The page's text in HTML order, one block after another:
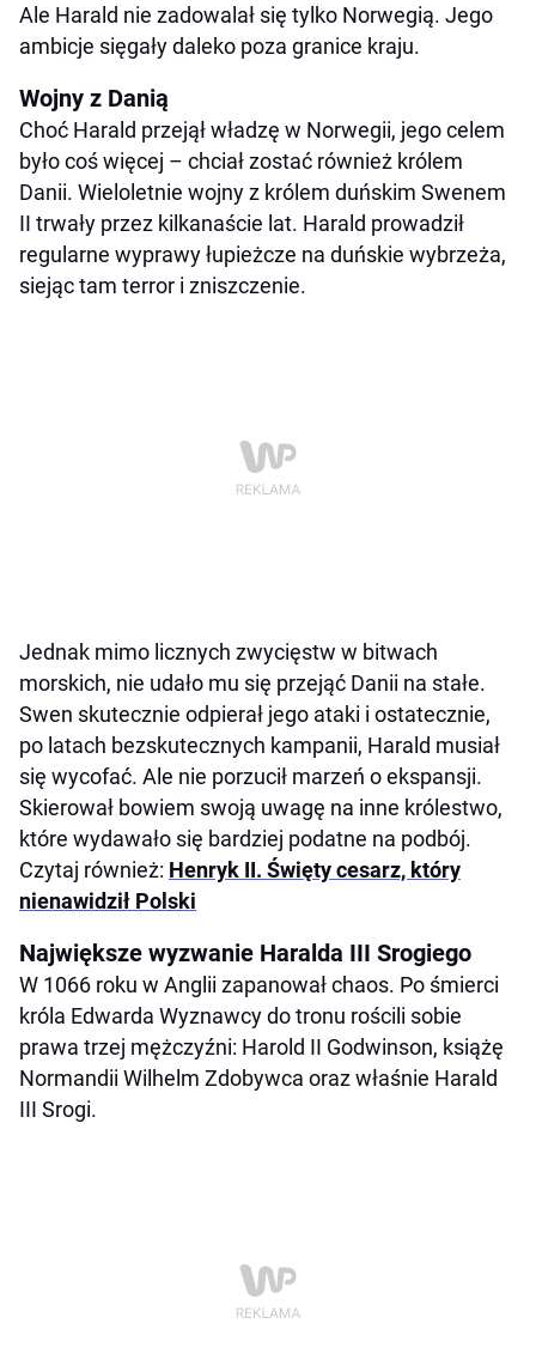
Ale Harald nie zadowalał się tylko Norwegią. Jego
ambicje sięgały daleko poza granice kraju.
Wojny z Danią
Choć Harald przejął władzę w Norwegii, jego celem
było coś więcej – chciał zostać również królem
Danii. Wieloletnie wojny z królem duńskim Swenem
II trwały przez kilkanaście lat. Harald prowadził
regularne wyprawy łupieżcze na duńskie wybrzeża,
siejąc tam terror i zniszczenie.
Jednak mimo licznych zwycięstw w bitwach
morskich, nie udało mu się przejąć Danii na stałe.
Swen skutecznie odpierał jego ataki i ostatecznie,
po latach bezskutecznych kampanii, Harald musiał
się wycofać. Ale nie porzucił marzeń o ekspansji.
Skierował bowiem swoją uwagę na inne królestwo,
które wydawało się bardziej podatne na podbój.
Czytaj również: Henryk II. Święty cesarz, który
nienawidził Polski
Największe wyzwanie Haralda III Srogiego
W 1066 roku w Anglii zapanował chaos. Po śmierci
króla Edwarda Wyznawcy do tronu rościli sobie
prawa trzej mężczyźni: Harold II Godwinson, książę
Normandii Wilhelm Zdobywca oraz właśnie Harald
III Srogi.